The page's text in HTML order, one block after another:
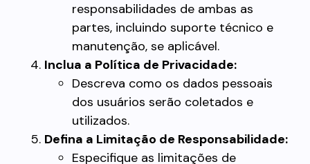
responsabilidades de ambas as
partes, incluindo suporte técnico e
manutenção, se aplicável.
Inclua a Política de Privacidade:
Descreva como os dados pessoais
dos usuários serão coletados e
utilizados.
Defina a Limitação de Responsabilidade:
Especifique as limitações de